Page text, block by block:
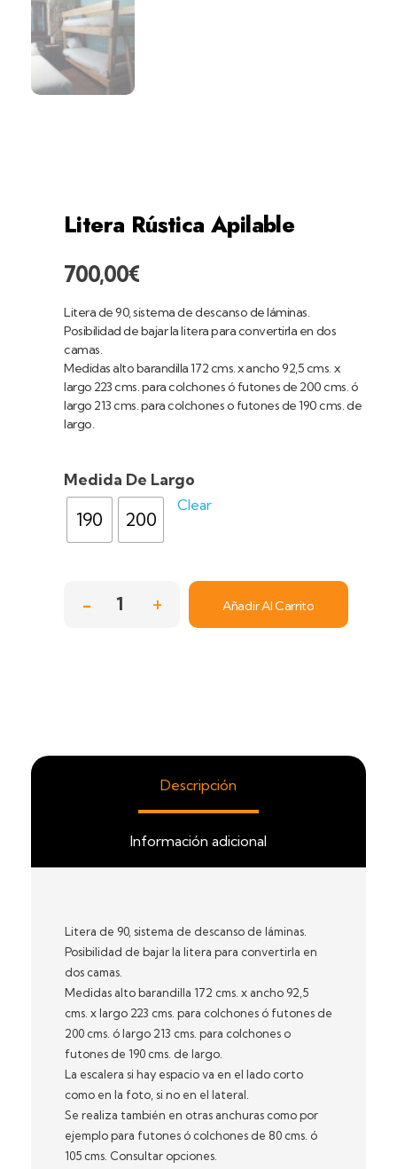
Litera Rústica Apilable
700,00€
Litera de 90, sistema de descanso de láminas.
Posibilidad de bajar la litera para convertirla en dos
camas.
Medidas alto barandilla 172 cms. x ancho 92,5 cms. x
largo 223 cms. para colchones ó futones de 200 cms. ó
largo 213 cms. para colchones o futones de 190 cms. de
largo.
Medida De Largo
190 200
Clear
Añadir Al Carrito
Descripción
Información adicional
Litera de 90, sistema de descanso de láminas.
Posibilidad de bajar la litera para convertirla en
dos camas.
Medidas alto barandilla 172 cms. x ancho 92,5
cms. x largo 223 cms. para colchones ó futones de
200 cms. ó largo 213 cms. para colchones o
futones de 190 cms. de largo.
La escalera si hay espacio va en el lado corto
como en la foto, si no en el lateral.
Se realiza también en otras anchuras como por
ejemplo para futones ó colchones de 80 cms. ó
105 cms. Consultar opciones.